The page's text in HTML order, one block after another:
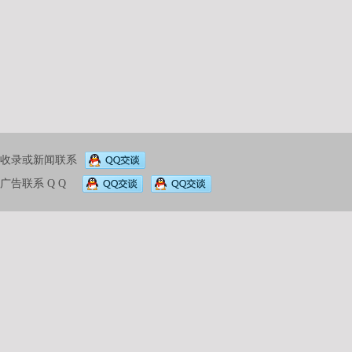
收录或新闻联系
新闻自助发布平台
广告联系 Q Q